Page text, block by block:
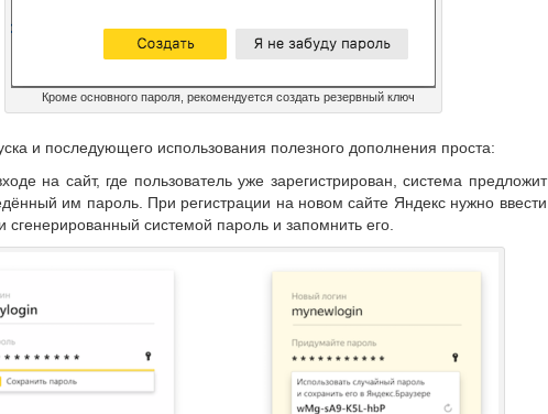
Кроме основного пароля, рекомендуется создать резервный ключ
и последующего использования полезного дополнения проста:
на сайт, где пользователь уже зарегистрирован, система предложит
им пароль. При регистрации на новом сайте Яндекс нужно ввести
сгенерированный системой пароль и запомнить его.